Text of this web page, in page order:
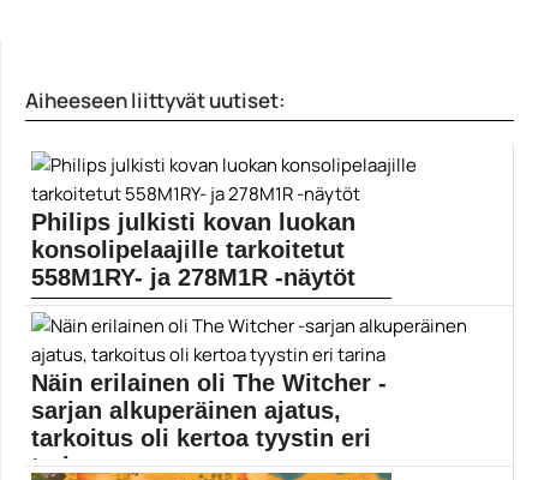
Aiheeseen liittyvät uutiset:
Philips julkisti kovan luokan
konsolipelaajille tarkoitetut
558M1RY- ja 278M1R -näytöt
Philipsin Momentum-tuoteperheeseen
kuuluvat 558M1RY- ja 278M1R -näytöt on tarkoitettu...
pelinäytöt
Näin erilainen oli The Witcher -
sarjan alkuperäinen ajatus,
tarkoitus oli kertoa tyystin eri
tarina